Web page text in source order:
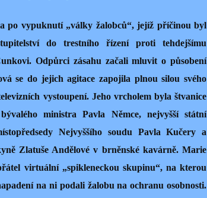
po vypuknutí „války žalobců“, jejíž příčinou byl
do trestního řízení proti tehdejšímu
Odpůrci zásahu začali mluvit o působení
se do jejich agitace zapojila plnou silou svého
vystoupení. Jeho vrcholem byla štvanice
ministra Pavla Němce, nejvyšší státní
Nejvyššího soudu Pavla Kučery a
Zlatuše Andělové v brněnské kavárně. Marie
virtuální „spikleneckou skupinu“, na kterou
na ni podali žalobu na ochranu osobnosti.